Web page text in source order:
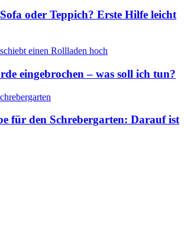
oder Teppich? Erste Hilfe leicht
eingebrochen – was soll ich tun?
für den Schrebergarten: Darauf ist